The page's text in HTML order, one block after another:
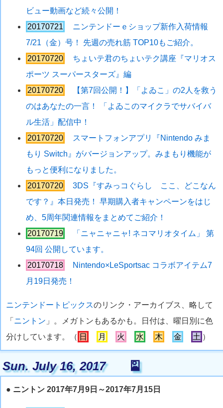
ビュー動画など続々公開！
20170721
ニンテンドーｅショップ新作入荷情報
7/21（金）号！ 先週の売れ筋 TOP10もご紹介。
20170720
ちょいテ君のちょいテク講座『マリオス
ポーツ スーパースターズ』編
20170720
【第7回公開！】「よゐこ」の2人を救う
のはあなたの一言！ 「よゐこのマイクラでサバイバ
ル生活」配信中！
20170720
スマートフォンアプリ『Nintendo みま
もり Switch』がバージョンアップ。みまもり機能が
もっと便利になりました。
20170720
3DS『すみっコぐらし ここ、どこなん
です？』本日発売！ 早期購入者キャンペーンをはじ
め、5周年関連情報をまとめてご紹介！
20170719
「ニャニャニャ! ネコマリオタイム」 第
94回 公開しています。
20170718
Nintendo×LeSportsac コラボアイテム7
月19日発売！
ニンテンドートピックスのリンク・アーカイブス、略して
「 ニントン 」。メガトンもあるかも。日付は、曜日別に色
分けしています。（ 日 月 火 水 木 金 土 ）
Sun. July 16, 2017🎴
● ニントン 2017年7月9日～2017年7月15日